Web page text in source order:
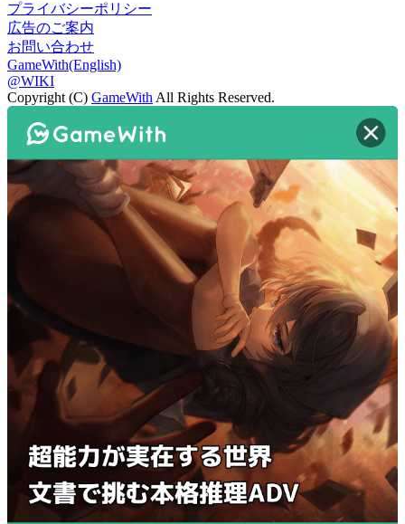
プライバシーポリシー
広告のご案内
お問い合わせ
GameWith(English)
@WIKI
Copyright (C) GameWith All Rights Reserved.